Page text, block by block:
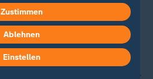
Zustimmen
Ablehnen
Einstellen